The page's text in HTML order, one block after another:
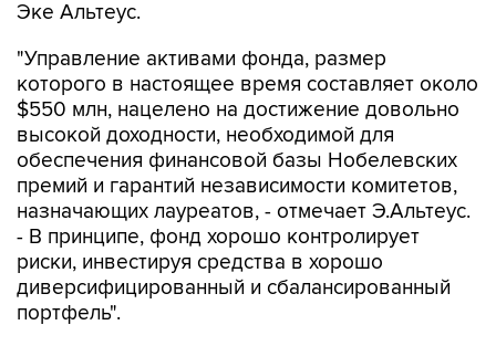
Эке Альтеус.
"Управление активами фонда, размер
которого в настоящее время составляет около
$550 млн, нацелено на достижение довольно
высокой доходности, необходимой для
обеспечения финансовой базы Нобелевских
премий и гарантий независимости комитетов,
назначающих лауреатов, - отмечает Э.Альтеус.
- В принципе, фонд хорошо контролирует
риски, инвестируя средства в хорошо
диверсифицированный и сбалансированный
портфель".